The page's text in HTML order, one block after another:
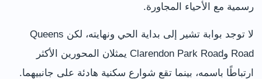
رسمية مع الأحياء المجاورة.
لا توجد بوابة تشير إلى بداية الحي ونهايته، لكن Queens
Road وClarendon Park Road يمثلان المحورين الأكثر
ارتباطًا باسمه، بينما تقع شوارع سكنية هادئة على جانبيهما.